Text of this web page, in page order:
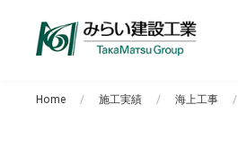
Home 施工実績 海上工事